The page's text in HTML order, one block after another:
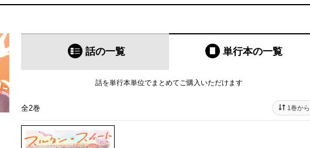
話の一覧 単行本の一覧
話を単行本単位でまとめてご購入いただけます
全2巻 1巻から